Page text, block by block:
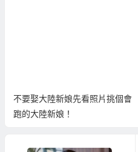
不要娶大陸新娘先看照片挑個會
跑的大陸新娘！